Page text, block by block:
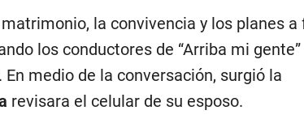
la convivencia y los planes a
los conductores de “Arriba mi gente”
medio de la conversación, surgió la
revisara el celular de su esposo.